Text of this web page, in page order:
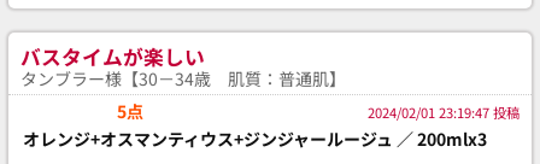
バスタイムが楽しい
タンブラー様【30－34歳 肌質：普通肌】
5点
2024/02/01 23:19:47 投稿
オレンジ+オスマンティウス+ジンジャールージュ ／ 200mlx3